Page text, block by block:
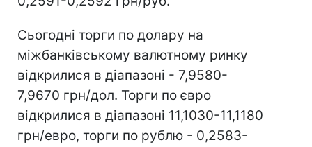
Сьогодні торги по долару на
міжбанківському валютному ринку
відкрилися в діапазоні - 7,9580-
7,9670 грн/дол. Торги по євро
відкрилися в діапазоні 11,1030-11,1180
грн/евро, торги по рублю - 0,2583-